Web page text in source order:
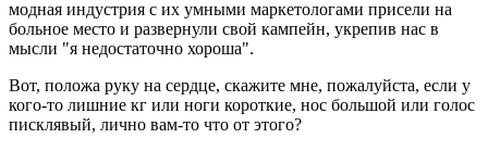
модная индустрия с их умными маркетологами присели на
больное место и развернули свой кампейн, укрепив нас в
мысли "я недостаточно хороша".
Вот, положа руку на сердце, скажите мне, пожалуйста, если у
кого-то лишние кг или ноги короткие, нос большой или голос
писклявый, лично вам-то что от этого?